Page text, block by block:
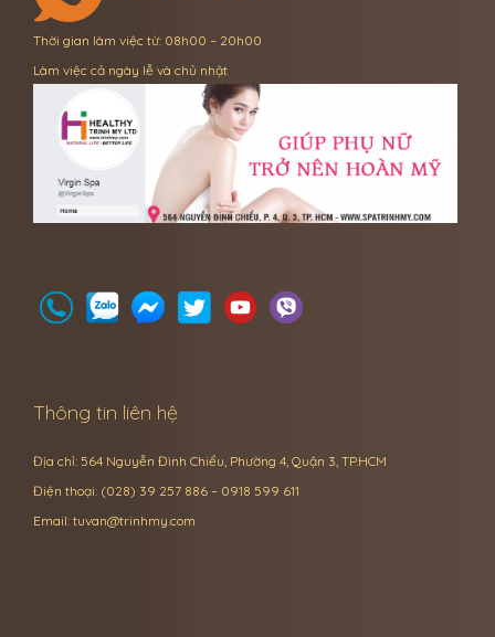
Thời gian làm việc từ: 08h00 – 20h00
Làm việc cả ngày lễ và chủ nhật
Thông tin liên hệ
Địa chỉ: 564 Nguyễn Đình Chiểu, Phường 4, Quận 3, TP.HCM
Điện thoại: (028) 39 257 886 – 0918 599 611
Email: tuvan@trinhmy.com